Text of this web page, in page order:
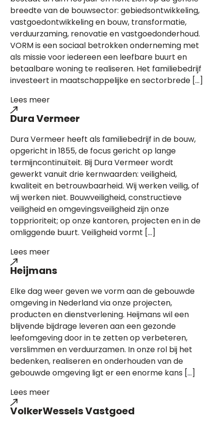
breedte van de bouwsector: gebiedsontwikkeling,
vastgoedontwikkeling en bouw, transformatie,
verduurzaming, renovatie en vastgoedonderhoud.
VORM is een sociaal betrokken onderneming met
als missie voor iedereen een leefbare buurt en
betaalbare woning te realiseren. Het familiebedrijf
investeert in maatschappelijke en sectorbrede […]
Lees meer
Dura Vermeer
Dura Vermeer heeft als familiebedrijf in de bouw,
opgericht in 1855, de focus gericht op lange
termijncontinuïteit. Bij Dura Vermeer wordt
gewerkt vanuit drie kernwaarden: veiligheid,
kwaliteit en betrouwbaarheid. Wij werken veilig, of
wij werken niet. Bouwveiligheid, constructieve
veiligheid en omgevingsveiligheid zijn onze
topprioriteit; op onze kantoren, projecten en in de
omliggende buurt. Veiligheid vormt […]
Lees meer
Heijmans
Elke dag weer geven we vorm aan de gebouwde
omgeving in Nederland via onze projecten,
producten en dienstverlening. Heijmans wil een
blijvende bijdrage leveren aan een gezonde
leefomgeving door in te zetten op verbeteren,
verslimmen en verduurzamen. In onze rol bij het
bedenken, realiseren en onderhouden van de
gebouwde omgeving ligt er een enorme kans […]
Lees meer
VolkerWessels Vastgoed